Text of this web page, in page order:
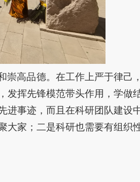
高品德。在工作上严于律己
发挥先锋模范带头作用，学做
事迹，而且在科研团队建设
家；二是科研也需要有组织